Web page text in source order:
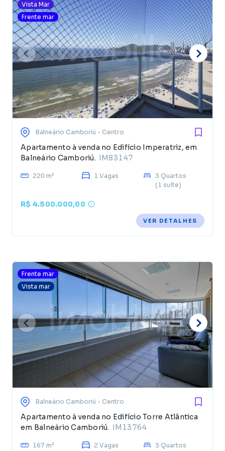
Vista Mar
Frente mar
Balneário Camboriú - Centro
Apartamento à venda no Edifício Imperatriz, em
Balneário Camboriú. IM83147
220 m² 1 Vagas
3 Quartos
(1 suíte)
R$ 4.500.000,00
VER DETALHES
Frente mar
Vista mar
Balneário Camboriú - Centro
Apartamento à venda no Edifício Torre Atlântica
em Balneário Camboriú. IM13764
167 m² 2 Vagas
3 Quartos